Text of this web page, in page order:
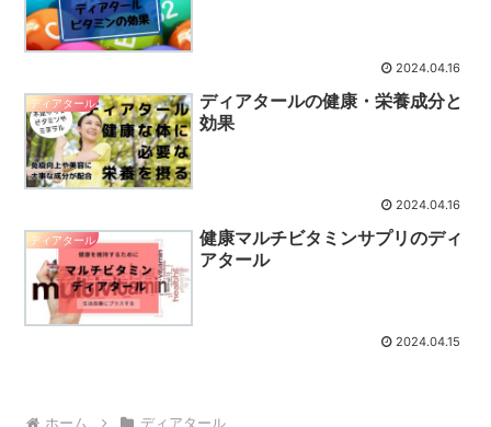
2024.04.16
ディアタール
ディアタールの健康・栄養成分と
効果
2024.04.16
ディアタール
健康マルチビタミンサプリのディ
アタール
2024.04.15
ホーム ディアタール